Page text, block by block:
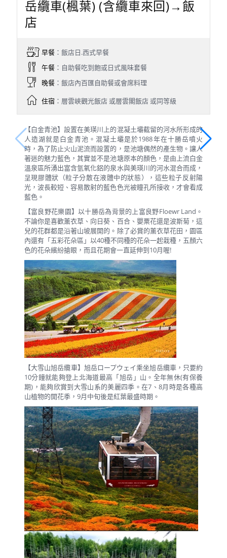
岳纜車(楓葉) (含纜車來回)→飯
店
早餐：飯店日.西式早餐
午餐：自助餐吃到飽或日式風味套餐
晚餐：飯店內百匯自助餐或會席料理
住宿：層雲峽觀光飯店 或層雲閣飯店 或同等級
【白金青池】設置在美瑛川上的混凝土壩截留的河水所形成的
人造湖就是白金青池。混凝土壩是於1988年在十勝岳噴火
時，為了防止火山泥流而設置的，是池塘偶然的產生物。讓人
著迷的魅力藍色，其實並不是池塘原本的顏色，是由上流白金
溫泉區所湧出富含氫氧化鋁的泉水與美瑛川的河水混合而成，
呈現膠體狀（粒子分散在液體中的狀態），這些粒子反射陽
光，波長較短、容易散射的藍色色光被瞳孔所接收，才會看成
藍色。
【富良野花樂園】以十勝岳為背景的上富良野Floewr Land。
不論你是喜歡薰衣草、向日葵、百合、嬰粟花還是波斯菊，這
兒的花群都是沿著山坡展開的。除了必賞的薰衣草花田，園區
內還有「五彩花朵區」以40種不同種的花朵一起栽種，五顏六
色的花朵繽紛搶眼，而且花期會一直延伸到10月喔!
【大雪山旭岳纜車】旭岳ロープウェイ乘坐旭岳纜車，只要約
10分鐘就能夠登上北海道最高「旭岳」山。全年無休(有保養
期)，能夠欣賞到大雪山系的美麗四季。在7、8月時是各種高
山植物的開花季，9月中旬後是紅葉最盛時期。